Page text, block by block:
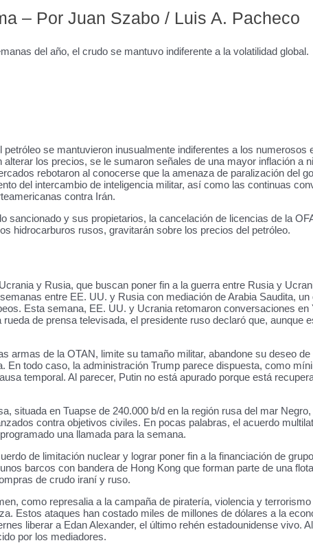
– Por Juan Szabo / Luis A. Pacheco
del año, el crudo se mantuvo indiferente a la volatilidad global.
se mantuvieron inusualmente indiferentes a los
los precios, se le sumaron señales de una mayor inflación a
rebotaron al conocerse que la amenaza de paralización del
del intercambio de inteligencia militar, así como las continuas
contra Irán.
y sus propietarios, la cancelación de licencias de la
hidrocarburos rusos, gravitarán sobre los precios del petróleo.
y Rusia, que buscan poner fin a la guerra entre Rusia y
entre EE. UU. y Rusia con mediación de Arabia Saudita,
Esta semana, EE. UU. y Ucrania retomaron conversaciones en
de prensa televisada, el presidente ruso declaró que, aunque
armas de la OTAN, limite su tamaño militar, abandone su deseo
todo caso, la administración Trump parece dispuesta, como
temporal. Al parecer, Putin no está apurado porque está
situada en Tuapse de 240.000 b/d en la región rusa del mar
contra objetivos civiles. En pocas palabras, el acuerdo
una llamada para la semana.
de limitación nuclear y lograr poner fin a la financiación de
barcos con bandera de Hong Kong que forman parte de una
de crudo iraní y ruso.
como represalia a la campaña de piratería, violencia y
Estos ataques han costado miles de millones de dólares a la
liberar a Edan Alexander, el último rehén estadounidense vivo.
por los mediadores.